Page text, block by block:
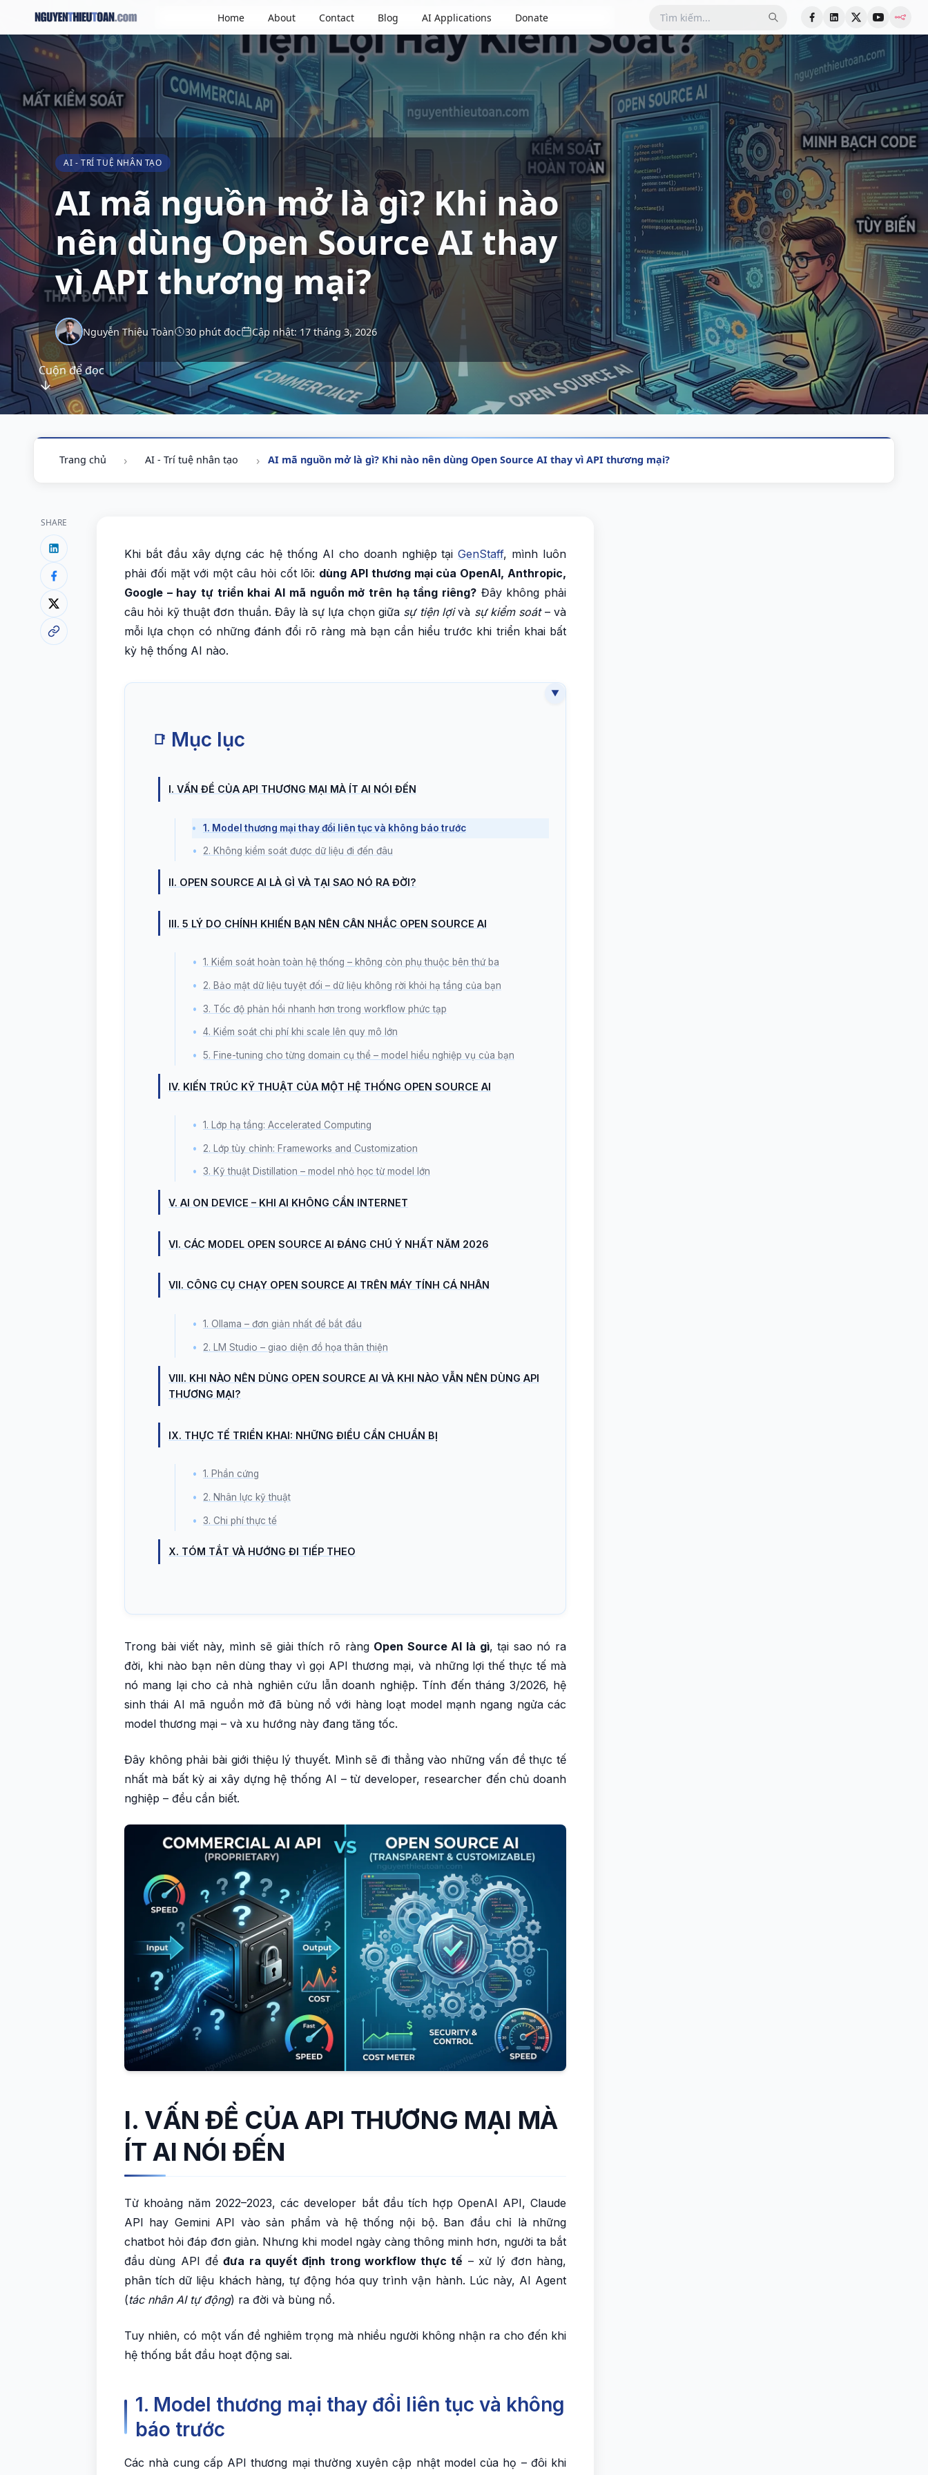
Home About Contact Blog AI Applications Donate
AI - TRÍ TUỆ NHÂN TẠO
AI mã nguồn mở là gì? Khi nào
nên dùng Open Source AI thay
vì API thương mại?
Nguyễn Thiệu Toàn 30 phút đọc Cập nhật: 17 tháng 3, 2026
Cuộn để đọc
Trang chủ AI - Trí tuệ nhân tạo AI mã nguồn mở là gì? Khi nào nên dùng Open Source AI thay vì API thương mại?
SHARE
Khi bắt đầu xây dựng các hệ thống AI cho doanh nghiệp tạiGenStaff, mình luôn
phải đối mặt với một câu hỏi cốt lõi: dùng API thương mại của OpenAI, Anthropic,
Google – hay tự triển khai AI mã nguồn mở trên hạ tầng riêng?Đây không phải
câu hỏi kỹ thuật đơn thuần. Đây là sự lựa chọn giữa sự tiện lợivà sự kiểm soát– và
mỗi lựa chọn có những đánh đổi rõ ràng mà bạn cần hiểu trước khi triển khai bất
kỳ hệ thống AI nào.
📑 Mục lục
I. VẤN ĐỀ CỦA API THƯƠNG MẠI MÀ ÍT AI NÓI ĐẾN
1. Model thương mại thay đổi liên tục và không báo trước
2. Không kiểm soát được dữ liệu đi đến đâu
II. OPEN SOURCE AI LÀ GÌ VÀ TẠI SAO NÓ RA ĐỜI?
III. 5 LÝ DO CHÍNH KHIẾN BẠN NÊN CÂN NHẮC OPEN SOURCE AI
1. Kiểm soát hoàn toàn hệ thống – không còn phụ thuộc bên thứ ba
2. Bảo mật dữ liệu tuyệt đối – dữ liệu không rời khỏi hạ tầng của bạn
3. Tốc độ phản hồi nhanh hơn trong workflow phức tạp
4. Kiểm soát chi phí khi scale lên quy mô lớn
5. Fine-tuning cho từng domain cụ thể – model hiểu nghiệp vụ của bạn
IV. KIẾN TRÚC KỸ THUẬT CỦA MỘT HỆ THỐNG OPEN SOURCE AI
1. Lớp hạ tầng: Accelerated Computing
2. Lớp tùy chỉnh: Frameworks and Customization
3. Kỹ thuật Distillation – model nhỏ học từ model lớn
V. AI ON DEVICE – KHI AI KHÔNG CẦN INTERNET
VI. CÁC MODEL OPEN SOURCE AI ĐÁNG CHÚ Ý NHẤT NĂM 2026
VII. CÔNG CỤ CHẠY OPEN SOURCE AI TRÊN MÁY TÍNH CÁ NHÂN
1. Ollama – đơn giản nhất để bắt đầu
2. LM Studio – giao diện đồ họa thân thiện
VIII. KHI NÀO NÊN DÙNG OPEN SOURCE AI VÀ KHI NÀO VẪN NÊN DÙNG API
THƯƠNG MẠI?
IX. THỰC TẾ TRIỂN KHAI: NHỮNG ĐIỀU CẦN CHUẨN BỊ
1. Phần cứng
2. Nhân lực kỹ thuật
3. Chi phí thực tế
X. TÓM TẮT VÀ HƯỚNG ĐI TIẾP THEO
Trong bài viết này, mình sẽ giải thích rõ ràng Open Source AI là gì, tại sao nó ra
đời, khi nào bạn nên dùng thay vì gọi API thương mại, và những lợi thế thực tế mà
nó mang lại cho cả nhà nghiên cứu lẫn doanh nghiệp. Tính đến tháng 3/2026, hệ
sinh thái AI mã nguồn mở đã bùng nổ với hàng loạt model mạnh ngang ngửa các
model thương mại – và xu hướng này đang tăng tốc.
Đây không phải bài giới thiệu lý thuyết. Mình sẽ đi thẳng vào những vấn đề thực tế
nhất mà bất kỳ ai xây dựng hệ thống AI – từ developer, researcher đến chủ doanh
nghiệp – đều cần biết.
I. VẤN ĐỀ CỦA API THƯƠNG MẠI MÀ
ÍT AI NÓI ĐẾN
Từ khoảng năm 2022–2023, các developer bắt đầu tích hợp OpenAI API, Claude
API hay Gemini API vào sản phẩm và hệ thống nội bộ. Ban đầu chỉ là những
chatbot hỏi đáp đơn giản. Nhưng khi model ngày càng thông minh hơn, người ta bắt
đầu dùng API đểđưa ra quyết định trong workflow thực tế – xử lý đơn hàng,
phân tích dữ liệu khách hàng, tự động hóa quy trình vận hành. Lúc này, AI Agent
(tác nhân AI tự động) ra đời và bùng nổ.
Tuy nhiên, có một vấn đề nghiêm trọng mà nhiều người không nhận ra cho đến khi
hệ thống bắt đầu hoạt động sai.
1. Model thương mại thay đổi liên tục và không
báo trước
Các nhà cung cấp API thương mại thường xuyên cập nhật model của họ – đôi khi